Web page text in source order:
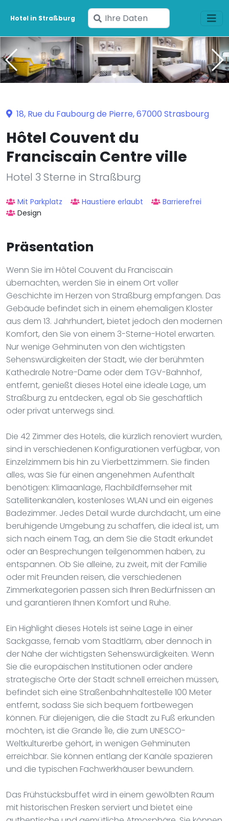
Hotel in Straßburg
Geben
Sie
Ihre
Daten
ein
18, Rue du Faubourg de Pierre, 67000 Strasbourg
Hôtel Couvent du
Franciscain Centre ville
Hotel 3 Sterne in Straßburg
Mit Parkplatz Haustiere erlaubt
Barrierefrei
Design
Präsentation
Wenn Sie im Hôtel Couvent du Franciscain
übernachten, werden Sie in einem Ort voller
Geschichte im Herzen von Straßburg empfangen. Das
Gebäude befindet sich in einem ehemaligen Kloster
aus dem 13. Jahrhundert, bietet jedoch den modernen
Komfort, den Sie von einem 3-Sterne-Hotel erwarten.
Nur wenige Gehminuten von den wichtigsten
Sehenswürdigkeiten der Stadt, wie der berühmten
Kathedrale Notre-Dame oder dem TGV-Bahnhof,
entfernt, genießt dieses Hotel eine ideale Lage, um
Straßburg zu entdecken, egal ob Sie geschäftlich
oder privat unterwegs sind.
Die 42 Zimmer des Hotels, die kürzlich renoviert wurden,
sind in verschiedenen Konfigurationen verfügbar, von
Einzelzimmern bis hin zu Vierbettzimmern. Sie finden
alles, was Sie für einen angenehmen Aufenthalt
benötigen: Klimaanlage, Flachbildfernseher mit
Satellitenkanälen, kostenloses WLAN und ein eigenes
Badezimmer. Jedes Detail wurde durchdacht, um eine
beruhigende Umgebung zu schaffen, die ideal ist, um
sich nach einem Tag, an dem Sie die Stadt erkundet
oder an Besprechungen teilgenommen haben, zu
entspannen. Ob Sie alleine, zu zweit, mit der Familie
oder mit Freunden reisen, die verschiedenen
Zimmerkategorien passen sich Ihren Bedürfnissen an
und garantieren Ihnen Komfort und Ruhe.
Ein Highlight dieses Hotels ist seine Lage in einer
Sackgasse, fernab vom Stadtlärm, aber dennoch in
der Nähe der wichtigsten Sehenswürdigkeiten. Wenn
Sie die europäischen Institutionen oder andere
strategische Orte der Stadt schnell erreichen müssen,
befindet sich eine Straßenbahnhaltestelle 100 Meter
entfernt, sodass Sie sich bequem fortbewegen
können. Für diejenigen, die die Stadt zu Fuß erkunden
möchten, ist die Grande Île, die zum UNESCO-
Weltkulturerbe gehört, in wenigen Gehminuten
erreichbar. Sie können entlang der Kanäle spazieren
und die typischen Fachwerkhäuser bewundern.
Das Frühstücksbuffet wird in einem gewölbten Raum
mit historischen Fresken serviert und bietet eine